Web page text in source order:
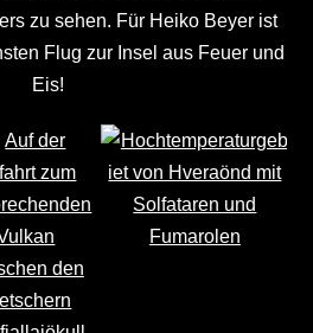
zu sehen. Für Heiko Beyer ist
Flug zur Insel aus Feuer und
Eis!